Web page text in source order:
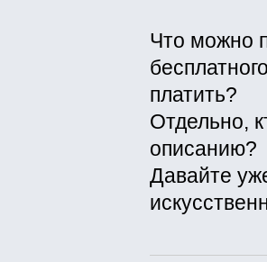
Что можно
платить?
Отдельно,
описанию?
Давайте